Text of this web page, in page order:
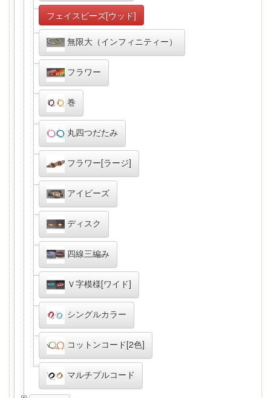
フェイスビーズ[ウッド]
無限大（インフィニティー）
フラワー
巻
丸四つだたみ
フラワー[ラージ]
アイビーズ
ディスク
四線三編み
Ｖ字模様[ワイド]
シングルカラー
コットンコード[2色]
マルチプルコード